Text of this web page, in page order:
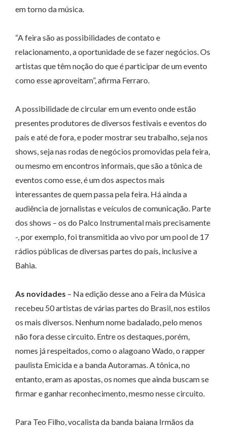
em torno da música.
“A feira são as possibilidades de contato e
relacionamento, a oportunidade de se fazer negócios. Os
artistas que têm noção do que é participar de um evento
como esse aproveitam”, afirma Ferraro.
A possibilidade de circular em um evento onde estão
presentes produtores de diversos festivais e eventos do
país e até de fora, e poder mostrar seu trabalho, seja nos
shows, seja nas rodas de negócios promovidas pela feira,
ou mesmo em encontros informais, que são a tônica de
eventos como esse, é um dos aspectos mais
interessantes de quem passa pela feira. Há ainda a
audiência de jornalistas e veículos de comunicação. Parte
dos shows – os do Palco Instrumental mais precisamente
-, por exemplo, foi transmitida ao vivo por um pool de 17
rádios públicas de diversas partes do país, inclusive a
Bahia.
As novidades – Na edição desse ano a Feira da Música
recebeu 50 artistas de várias partes do Brasil, nos estilos
os mais diversos. Nenhum nome badalado, pelo menos
não fora desse circuito. Entre os destaques, porém,
nomes já respeitados, como o alagoano Wado, o rapper
paulista Emicida e a banda Autoramas. A tônica, no
entanto, eram as apostas, os nomes que ainda buscam se
firmar e ganhar reconhecimento, mesmo nesse circuito.
Para Teo Filho, vocalista da banda baiana Irmãos da